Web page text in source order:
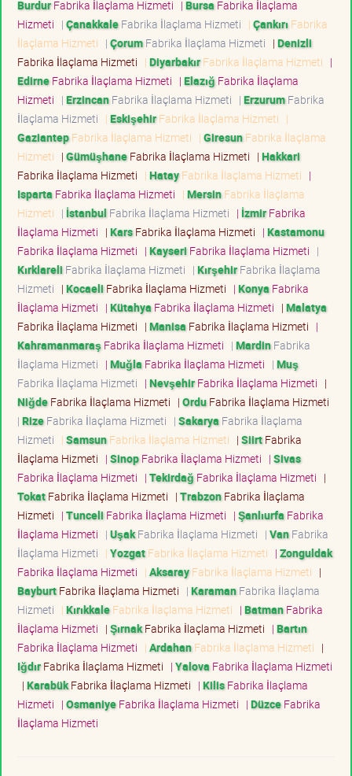
BurdurFabrika İlaçlama Hizmeti | Bursa Fabrika İlaçlama
Hizmeti | ÇanakkaleFabrika İlaçlama Hizmeti | Çankırı Fabrika
İlaçlama Hizmeti | ÇorumFabrika İlaçlama Hizmeti | Denizli
Fabrika İlaçlama Hizmeti | DiyarbakırFabrika İlaçlama Hizmeti |
EdirneFabrika İlaçlama Hizmeti | Elazığ Fabrika İlaçlama
Hizmeti | ErzincanFabrika İlaçlama Hizmeti | ErzurumFabrika
İlaçlama Hizmeti | EskişehirFabrika İlaçlama Hizmeti |
GaziantepFabrika İlaçlama Hizmeti | GiresunFabrika İlaçlama
Hizmeti | GümüşhaneFabrika İlaçlama Hizmeti | Hakkari
Fabrika İlaçlama Hizmeti | HatayFabrika İlaçlama Hizmeti |
Isparta Fabrika İlaçlama Hizmeti | MersinFabrika İlaçlama
Hizmeti | İstanbul Fabrika İlaçlama Hizmeti | İzmirFabrika
İlaçlama Hizmeti | KarsFabrika İlaçlama Hizmeti | Kastamonu
Fabrika İlaçlama Hizmeti | Kayseri Fabrika İlaçlama Hizmeti |
Kırklareli Fabrika İlaçlama Hizmeti | KırşehirFabrika İlaçlama
Hizmeti | Kocaeli Fabrika İlaçlama Hizmeti | Konya Fabrika
İlaçlama Hizmeti | Kütahya Fabrika İlaçlama Hizmeti | Malatya
Fabrika İlaçlama Hizmeti | Manisa Fabrika İlaçlama Hizmeti |
Kahramanmaraş Fabrika İlaçlama Hizmeti | MardinFabrika
İlaçlama Hizmeti | Muğla Fabrika İlaçlama Hizmeti | Muş
Fabrika İlaçlama Hizmeti | NevşehirFabrika İlaçlama Hizmeti |
NiğdeFabrika İlaçlama Hizmeti | OrduFabrika İlaçlama Hizmeti
| RizeFabrika İlaçlama Hizmeti | Sakarya Fabrika İlaçlama
Hizmeti | SamsunFabrika İlaçlama Hizmeti | SiirtFabrika
İlaçlama Hizmeti | SinopFabrika İlaçlama Hizmeti | Sivas
Fabrika İlaçlama Hizmeti | Tekirdağ Fabrika İlaçlama Hizmeti |
TokatFabrika İlaçlama Hizmeti | TrabzonFabrika İlaçlama
Hizmeti | Tunceli Fabrika İlaçlama Hizmeti | Şanlıurfa Fabrika
İlaçlama Hizmeti | UşakFabrika İlaçlama Hizmeti | VanFabrika
İlaçlama Hizmeti | YozgatFabrika İlaçlama Hizmeti | Zonguldak
Fabrika İlaçlama Hizmeti | AksarayFabrika İlaçlama Hizmeti |
BayburtFabrika İlaçlama Hizmeti | KaramanFabrika İlaçlama
Hizmeti | KırıkkaleFabrika İlaçlama Hizmeti | BatmanFabrika
İlaçlama Hizmeti | ŞırnakFabrika İlaçlama Hizmeti | Bartın
Fabrika İlaçlama Hizmeti | ArdahanFabrika İlaçlama Hizmeti |
IğdırFabrika İlaçlama Hizmeti | Yalova Fabrika İlaçlama Hizmeti
| KarabükFabrika İlaçlama Hizmeti | KilisFabrika İlaçlama
Hizmeti | OsmaniyeFabrika İlaçlama Hizmeti | DüzceFabrika
İlaçlama Hizmeti